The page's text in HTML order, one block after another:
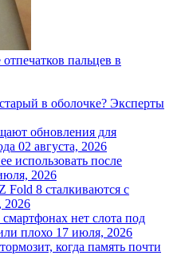
пальцев в
в оболочке? Эксперты
обновления для
02 августа, 2026
использовать после
2026
Fold 8 сталкиваются с
2026
нет слота под
плохо 17 июля, 2026
когда память почти